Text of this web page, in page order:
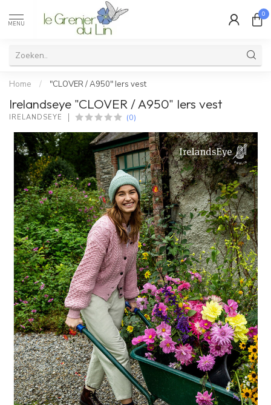
MENU
0
Home / "CLOVER / A950" Iers vest
Irelandseye "CLOVER / A950" Iers vest
IRELANDSEYE (0)